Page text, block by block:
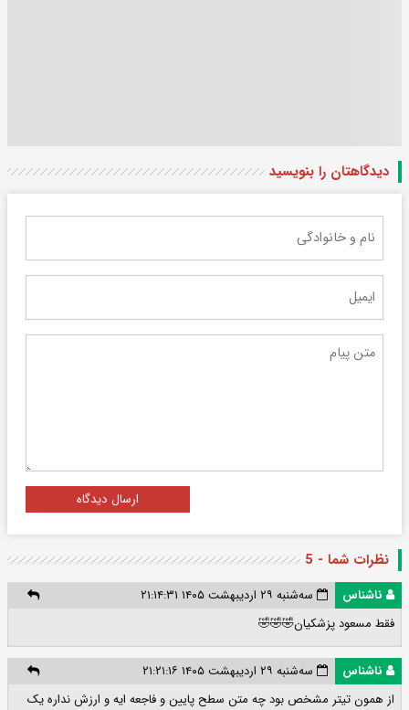
دیدگاهتان را بنویسید
ارسال دیدگاه
نظرات شما - 5
ناشناس
سه‌شنبه ۲۹ اردیبهشت ۱۴۰۵ ۲۱:۱۴:۳۱
فقط مسعود پزشکیان🤣🤣🤣
ناشناس
سه‌شنبه ۲۹ اردیبهشت ۱۴۰۵ ۲۱:۲۱:۱۶
از همون تیتر مشخص بود چه متن سطح پایین و فاجعه ایه و ارزش نداره یک